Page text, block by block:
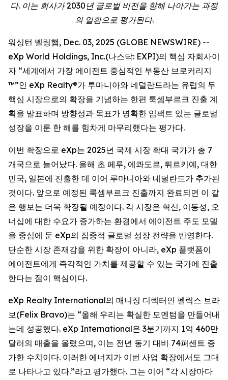
다. 이는 회사가 2030년 글로벌 비전을 향해 나아가는 과정
의 일환으로 평가된다.
워싱턴 벨링햄, Dec. 03, 2025 (GLOBE NEWSWIRE) --
eXp World Holdings, Inc.(나스닥: EXPI)의 핵심 자회사이
자 “세계에서 가장 에이전트 중심적인 부동산 브로커리지
™”인 eXp Realty®가 루마니아와 네덜란드라는 유럽의 두
핵심 시장으로의 확장을 기념하는 한편 룩셈부르크 진출 계
획을 발표하며 방향성과 목표가 명확한 임팩트 있는 글로벌
성장을 이룬 한 해를 힘차게 마무리했다는 평가다.
이번 확장으로 eXp는 2025년 국제 시장 확대 국가가 총 7
개국으로 늘어났다. 올해 초 페루, 에콰도르, 튀르키예, 대한
민국, 일본에 진출한 데 이어 루마니아와 네덜란드가 추가된
것이다. 앞으로 예정된 룩셈부르크 진출까지 완료되면 이 같
은 행보는 더욱 확장될 예정이다. 각 시장은 혁신, 이동성, 오
너십에 대한 수요가 증가하는 환경에서 에이전트 주도 모델
을 중심에 둔 eXp의 집중적 글로벌 성장 전략을 반영한다.
단순한 시장 존재감을 위한 확장이 아니라, eXp 플랫폼이
에이전트에게 즉각적인 가치를 제공할 수 있는 국가에 진출
한다는 점이 핵심이다.
eXp Realty International의 매니징 디렉터인 펠릭스 브라
보(Felix Bravo)는 “올해 우리는 확실한 모멘텀을 만들어내
는데 성공했다. eXp International은 3분기까지 1억 460만
달러의 매출을 올렸으며, 이는 전년 동기 대비 74퍼센트 증
가한 수치이다. 이러한 에너지가 이번 사업 확장에서도 그대
로 나타나고 있다.”라고 평가했다. 그는 이어 “각 시장마다